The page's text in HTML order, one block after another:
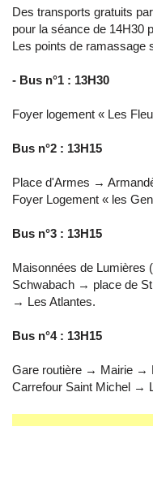
Des transports gratuits
pour la séance de 14H30
Les points de ramassage
- Bus n°1 : 13H30
Foyer logement « Les
Bus n°2 : 13H15
Place d'Armes →
Foyer Logement « les
Bus n°3 : 13H15
Maisonnées de
Schwabach → place de
→ Les Atlantes.
Bus n°4 : 13H15
Gare routière → Mairie →
Carrefour Saint Michel →